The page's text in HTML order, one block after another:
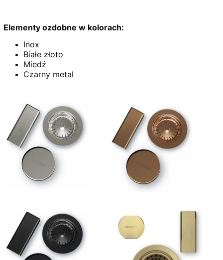
Elementy ozdobne w kolorach:
Inox
Białe złoto
Miedź
Czarny metal